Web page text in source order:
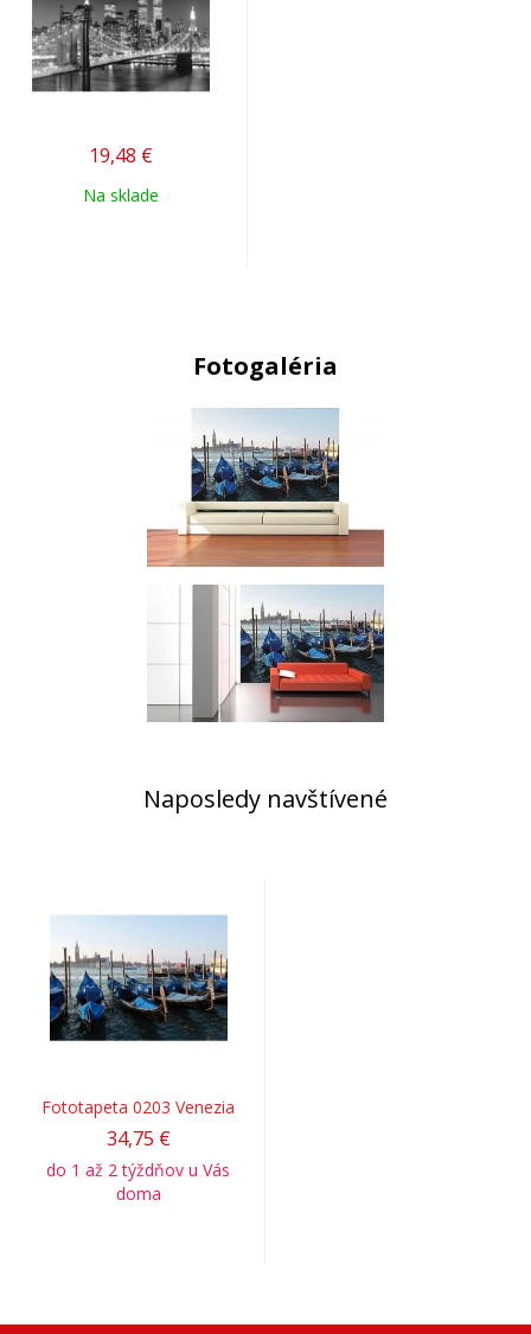
19,48 €
Na sklade
Fotogaléria
Naposledy navštívené
Fototapeta 0203 Venezia
34,75 €
do 1 až 2 týždňov u Vás
doma